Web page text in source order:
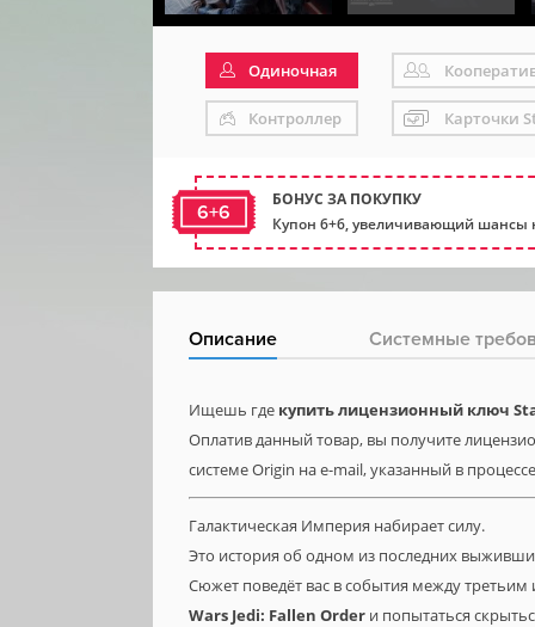
Одиночная
Контроллер Карточки
6+6
БОНУС ЗА ПОКУПКУ
Купон 6+6, увеличивающий шансы
Описание Системные
Ищешь где купить лицензионный ключ
Оплатив данный товар, вы получите
системе Origin на e-mail, указанный в
Галактическая Империя набирает силу.
Это история об одном из последних
Сюжет поведёт вас в события между
Wars Jedi: Fallen Order и попытаться